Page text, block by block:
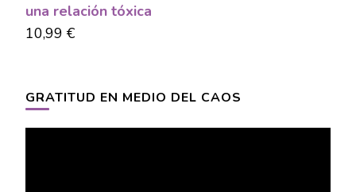
una relación tóxica
10,99 €
GRATITUD EN MEDIO DEL CAOS